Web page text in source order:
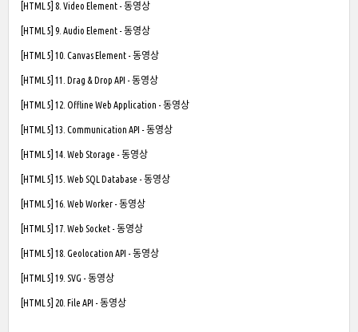
[HTML 5] 8. Video Element - 동영상
[HTML 5] 9. Audio Element - 동영상
[HTML 5] 10. Canvas Element - 동영상
[HTML 5] 11. Drag & Drop API - 동영상
[HTML 5] 12. Offline Web Application - 동영상
[HTML 5] 13. Communication API - 동영상
[HTML 5] 14. Web Storage - 동영상
[HTML 5] 15. Web SQL Database - 동영상
[HTML 5] 16. Web Worker - 동영상
[HTML 5] 17. Web Socket - 동영상
[HTML 5] 18. Geolocation API - 동영상
[HTML 5] 19. SVG - 동영상
[HTML 5] 20. File API - 동영상